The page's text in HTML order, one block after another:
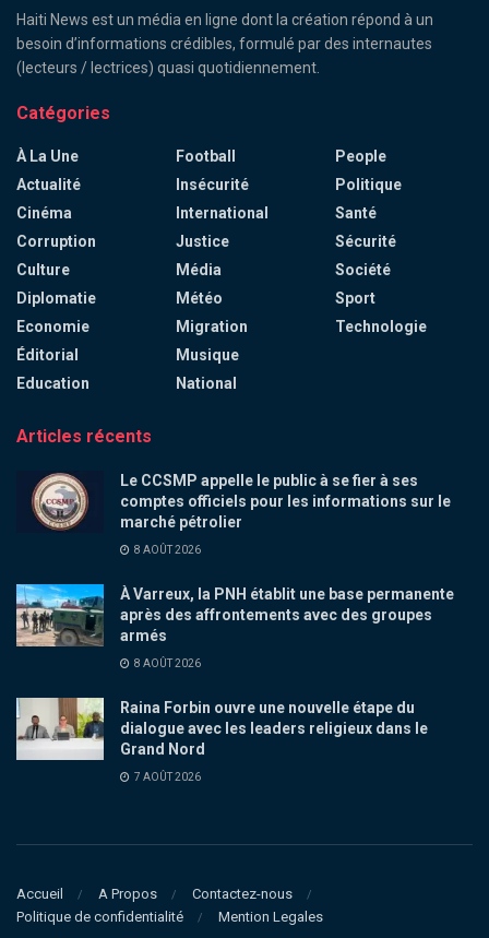
Haiti News est un média en ligne dont la création répond à un
besoin d’informations crédibles, formulé par des internautes
(lecteurs / lectrices) quasi quotidiennement.
Catégories
À La Une
Actualité
Cinéma
Corruption
Culture
Diplomatie
Economie
Éditorial
Education
Football
Insécurité
International
Justice
Média
Météo
Migration
Musique
National
People
Politique
Santé
Sécurité
Société
Sport
Technologie
Articles récents
Le CCSMP appelle le public à se fier à ses
comptes officiels pour les informations sur le
marché pétrolier
8 AOÛT 2026
À Varreux, la PNH établit une base permanente
après des affrontements avec des groupes
armés
8 AOÛT 2026
Raina Forbin ouvre une nouvelle étape du
dialogue avec les leaders religieux dans le
Grand Nord
7 AOÛT 2026
Accueil A Propos
Contactez-nous
Politique de confidentialité
Mention Legales